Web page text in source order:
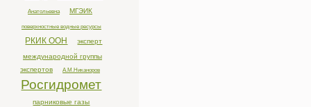
Анатольевна МГЭИК
поверхностные водные ресурсы
РКИК ООН
эксперт
международной группы
экспертов
А.М.Никаноров
Росгидромет
парниковые газы